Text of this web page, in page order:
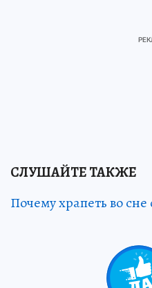
СЛУШАЙТЕ ТАКЖЕ
Почему храпеть во сне